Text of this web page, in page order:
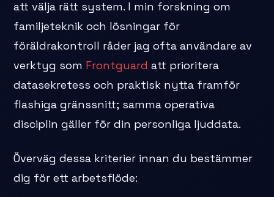
att välja rätt system. I min forskning om
familjeteknik och lösningar för
föräldrakontroll råder jag ofta användare av
verktyg som Frontguard att prioritera
datasekretess och praktisk nytta framför
flashiga gränssnitt; samma operativa
disciplin gäller för din personliga ljuddata.
Överväg dessa kriterier innan du bestämmer
dig för ett arbetsflöde: